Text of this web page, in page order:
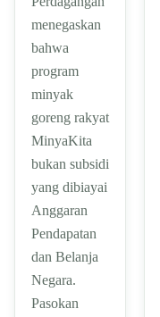
menegaskan
bahwa
program
minyak
goreng rakyat
MinyaKita
bukan subsidi
yang dibiayai
Anggaran
Pendapatan
dan Belanja
Negara.
Pasokan